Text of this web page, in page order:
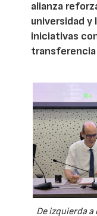
alianza
universidad y
iniciativas
De izquierda